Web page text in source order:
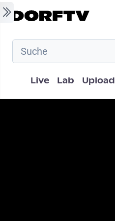
Skip to main content
Hauptnavigation
Live Lab Upload